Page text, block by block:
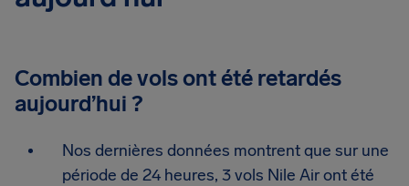
Combien de vols ont été retardés
aujourd’hui ?
Nos dernières données montrent que sur une
période de 24 heures, 3 vols Nile Air ont été